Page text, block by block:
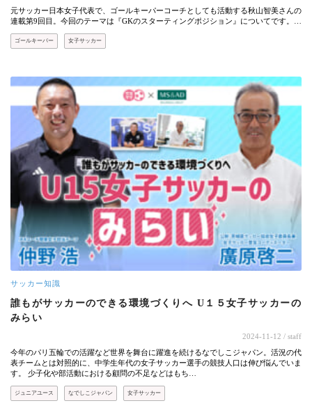
元サッカー日本女子代表で、ゴールキーパーコーチとしても活動する秋山智美さんの
連載第9回目。今回のテーマは『GKのスターティングポジション』についてです。…
ゴールキーパー 女子サッカー
サッカー知識
誰もがサッカーのできる環境づくりへ U１５女子サッカーの
みらい
2024-11-12 / staff
今年のパリ五輪での活躍など世界を舞台に躍進を続けるなでしこジャパン。活況の代
表チームとは対照的に、中学生年代の女子サッカー選手の競技人口は伸び悩んでいま
す。 少子化や部活動における顧問の不足などはもち…
ジュニアユース なでしこジャパン 女子サッカー